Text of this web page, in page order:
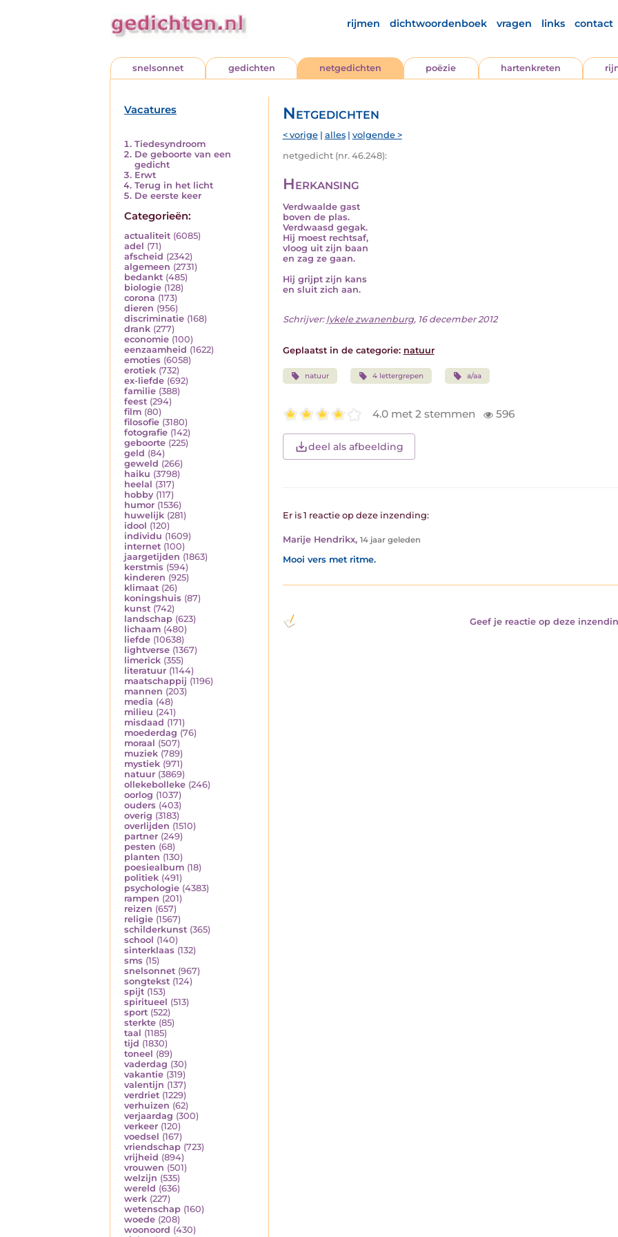
rijmen dichtwoordenboek vragen links contact
snelsonnet gedichten netgedichten poëzie hartenkreten
Vacatures
Tiedesyndroom
De geboorte van een
gedicht
Erwt
Terug in het licht
De eerste keer
Categorieën:
actualiteit (6085)
adel (71)
afscheid (2342)
algemeen (2731)
bedankt (485)
biologie (128)
corona (173)
dieren (956)
discriminatie (168)
drank (277)
economie (100)
eenzaamheid (1622)
emoties (6058)
erotiek (732)
ex-liefde (692)
familie (388)
feest (294)
film (80)
filosofie (3180)
fotografie (142)
geboorte (225)
geld (84)
geweld (266)
haiku (3798)
heelal (317)
hobby (117)
humor (1536)
huwelijk (281)
idool (120)
individu (1609)
internet (100)
jaargetijden (1863)
kerstmis (594)
kinderen (925)
klimaat (26)
koningshuis (87)
kunst (742)
landschap (623)
lichaam (480)
liefde (10638)
lightverse (1367)
limerick (355)
literatuur (1144)
maatschappij (1196)
mannen (203)
media (48)
milieu (241)
misdaad (171)
moederdag (76)
moraal (507)
muziek (789)
mystiek (971)
natuur (3869)
ollekebolleke (246)
oorlog (1037)
ouders (403)
overig (3183)
overlijden (1510)
partner (249)
pesten (68)
planten (130)
poesiealbum (18)
politiek (491)
psychologie (4383)
rampen (201)
reizen (657)
religie (1567)
schilderkunst (365)
school (140)
sinterklaas (132)
sms (15)
snelsonnet (967)
songtekst (124)
spijt (153)
spiritueel (513)
sport (522)
sterkte (85)
taal (1185)
tijd (1830)
toneel (89)
vaderdag (30)
vakantie (319)
valentijn (137)
verdriet (1229)
verhuizen (62)
verjaardag (300)
verkeer (120)
voedsel (167)
vriendschap (723)
vrijheid (894)
vrouwen (501)
welzijn (535)
wereld (636)
werk (227)
wetenschap (160)
woede (208)
woonoord (430)
Netgedichten
< vorige| alles| volgende >
netgedicht (nr. 46.248):
Herkansing
Verdwaalde gast
boven de plas.
Verdwaasd gegak.
Hij moest rechtsaf,
vloog uit zijn baan
en zag ze gaan.
Hij grijpt zijn kans
en sluit zich aan.
Schrijver: lykele zwanenburg, 16 december 2012
Geplaatst in de categorie: natuur
natuur 4 lettergrepen a/aa
4.0 met 2 stemmen 596
deel als afbeelding
Er is 1 reactie op deze inzending:
Marije Hendrikx, 14 jaar geleden
Mooi vers met ritme.
Geef je reactie op deze